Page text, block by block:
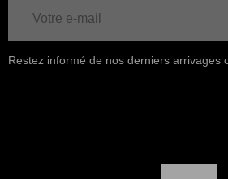
Restez informé de nos derniers arrivages